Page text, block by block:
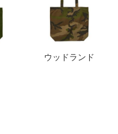
ウッドランド